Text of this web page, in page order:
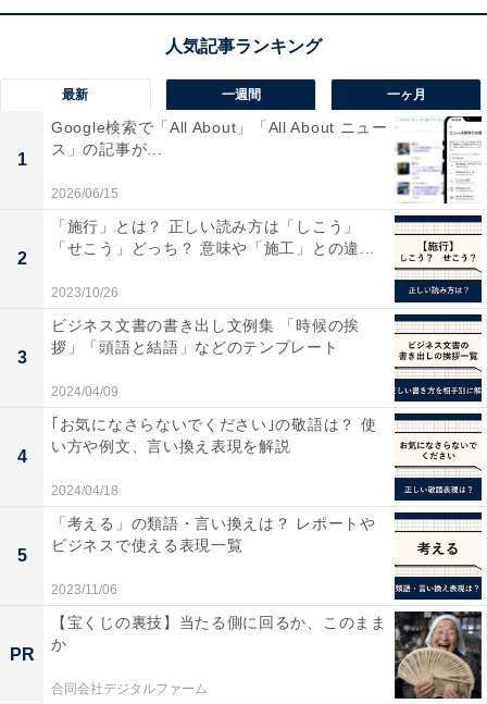
非公開にしてもひも付けたInstagramのアカウント上にはThreadsを使って
いるという印が付いたままで、タップすると「このコンテンツは現在利用で
きません」の画面になる
Threadsはメタ社がInstagramの強みを生かしながら作っ
たSNSだけあり、Instagramの機能やネットワークを継承
している部分があります。ユーザーはInstagramのアカウ
ントを使ってアカウントを新規作成。Instagramのアカウ
ントを持っていない人はまずInstagramのアカウントを作
ることになりますが、既存アカウントをそのまま使った
ほうが登録が簡単なこともあり、多くの人は既に利用し
ているInstagramのアカウントを使うことになります。
ここで注意したいのが、Threadsのアカウント作成時に
使用するInstagramアカウントが、これから作るThreads
のアカウント利用目的と一致しているか、という点で
最新 一週間 一ヶ月
1
Google検索で「All About」「All About ニュー
ス」の記事が...
2026/06/15
2
「施行」とは？ 正しい読み方は「しこう」
「せこう」どっち？ 意味や「施工」との違...
2023/10/26
3
ビジネス文書の書き出し文例集 「時候の挨
拶」「頭語と結語」などのテンプレート
2024/04/09
4
｢お気になさらないでください｣の敬語は？ 使
い方や例文、言い換え表現を解説
2024/04/18
5
「考える」の類語・言い換えは？ レポートや
ビジネスで使える表現一覧
2023/11/06
PR
【宝くじの裏技】当たる側に回るか、このまま
か
合同会社デジタルファーム